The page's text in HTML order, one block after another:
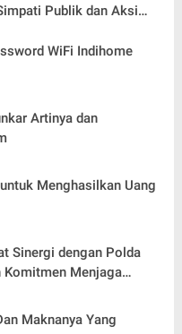
Publik dan Aksi
WiFi Indihome
Artinya dan
Menghasilkan Uang
Sinergi dengan Polda
Komitmen Menjaga
Kondusif Jelang HUT
Maknanya Yang